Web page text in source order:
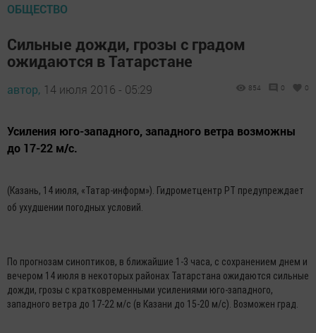
ОБЩЕСТВО
Сильные дожди, грозы с градом
ожидаются в Татарстане
автор, 14 июля 2016 - 05:29 854 0 0
Усиления юго-западного, западного ветра возможны
до 17-22 м/с.
(Казань, 14 июля, «Татар-информ»). Гидрометцентр РТ предупреждает
об ухудшении погодных условий.
По прогнозам синоптиков, в ближайшие 1-3 часа, с сохранением днем и
вечером 14 июля в некоторых районах Татарстана ожидаются сильные
дожди, грозы с кратковременными усилениями юго-западного,
западного ветра до 17-22 м/с (в Казани до 15-20 м/с). Возможен град.